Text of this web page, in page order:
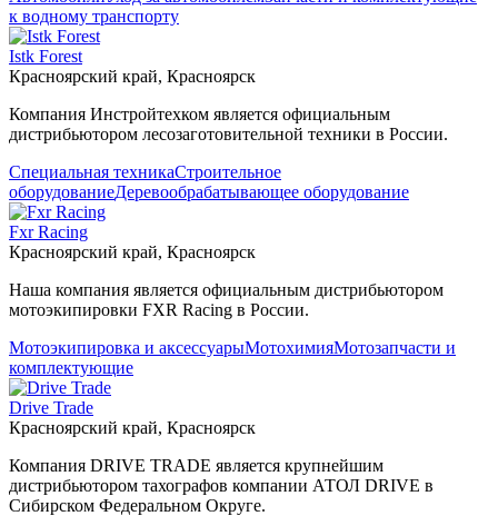
к водному транспорту
Istk Forest
Красноярский край, Красноярск
Компания Инстройтехком является официальным
дистрибьютором лесозаготовительной техники в России.
Специальная техникаСтроительное
оборудованиеДеревообрабатывающее оборудование
Fxr Racing
Красноярский край, Красноярск
Наша компания является официальным дистрибьютором
мотоэкипировки FXR Racing в России.
Мотоэкипировка и аксессуарыМотохимияМотозапчасти и
комплектующие
Drive Trade
Красноярский край, Красноярск
Компания DRIVE TRADE является крупнейшим
дистрибьютором тахографов компании АТОЛ DRIVE в
Сибирском Федеральном Округе.